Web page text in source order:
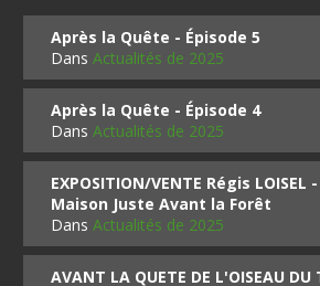
Après la Quête - Épisode 5
DansActualités de 2025
Après la Quête - Épisode 4
DansActualités de 2025
EXPOSITION/VENTE Régis LOISEL
Maison Juste Avant la Forêt
DansActualités de 2025
AVANT LA QUETE DE L'OISEAU DU